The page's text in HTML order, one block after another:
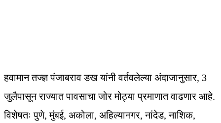
हवामान तज्ज्ञ पंजाबराव डख यांनी वर्तवलेल्या अंदाजानुसार, 3
जुलैपासून राज्यात पावसाचा जोर मोठ्या प्रमाणात वाढणार आहे.
विशेषतः पुणे, मुंबई, अकोला, अहिल्यानगर, नांदेड, नाशिक,